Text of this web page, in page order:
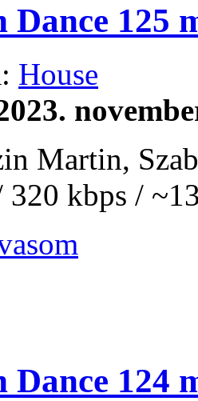
125
House
Martin,
320 kbps /
124